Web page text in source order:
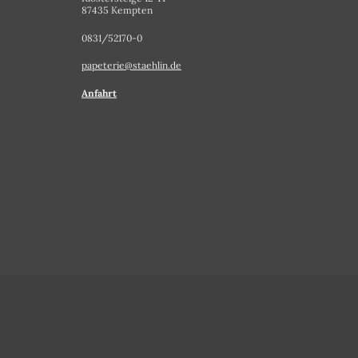
87435 Kempten
0831/52170-0
papeterie@staehlin.de
Anfahrt